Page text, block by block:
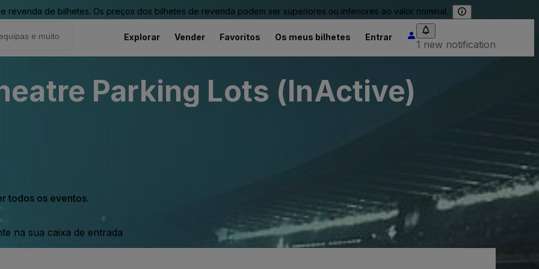
revenda de bilhetes. Os preços dos bilhetes de revenda podem ser superiores ou inferiores ao valor nominal.
Explorar Vender Favoritos Os meus bilhetes Entrar
1 new notification
Parking Lots (InActive)
todos os eventos.
na sua caixa de entrada